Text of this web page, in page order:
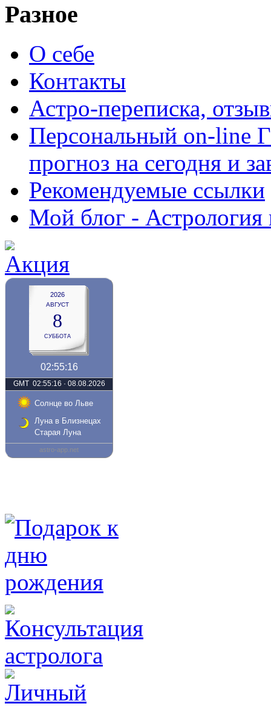
Разное
О себе
Контакты
Астро-переписка,
Персональный on-
прогноз на сегодня и
Рекомендуемые ссылки
Мой блог - Астрология